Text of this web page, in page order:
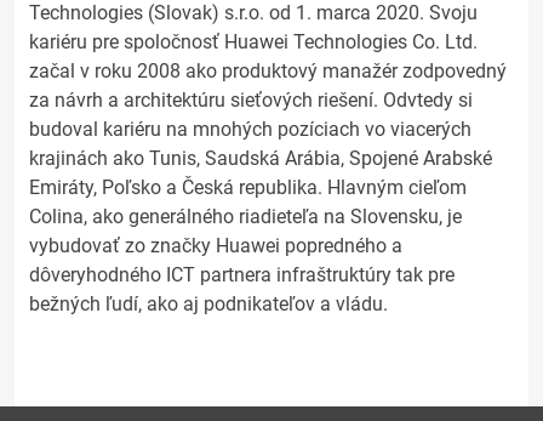
Technologies (Slovak) s.r.o. od 1. marca 2020. Svoju
kariéru pre spoločnosť Huawei Technologies Co. Ltd.
začal v roku 2008 ako produktový manažér zodpovedný
za návrh a architektúru sieťových riešení. Odvtedy si
budoval kariéru na mnohých pozíciach vo viacerých
krajinách ako Tunis, Saudská Arábia, Spojené Arabské
Emiráty, Poľsko a Česká republika. Hlavným cieľom
Colina, ako generálného riadieteľa na Slovensku, je
vybudovať zo značky Huawei popredného a
dôveryhodného ICT partnera infraštruktúry tak pre
bežných ľudí, ako aj podnikateľov a vládu.